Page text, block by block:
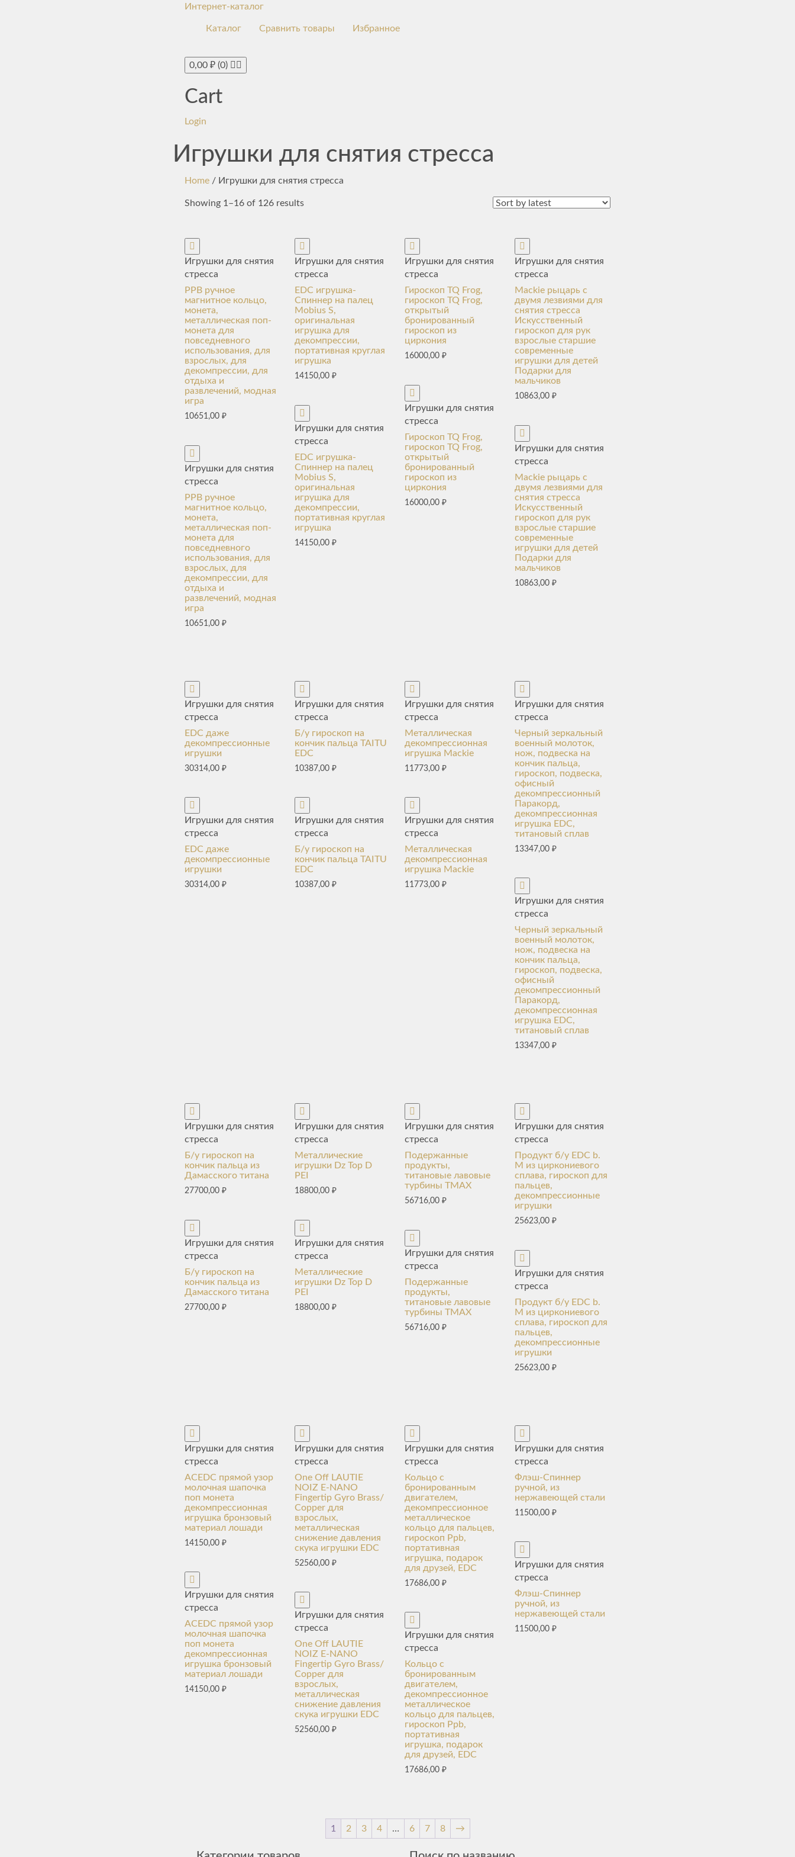
Интернет-каталог
Каталог Сравнить товары Избранное
0,00 ₽ (0)
Cart
Login
Игрушки для снятия стресса
Home / Игрушки для снятия стресса
Showing 1–16 of 126 results
Игрушки для снятия
стресса
PPB ручное
магнитное кольцо,
монета,
металлическая поп-
монета для
повседневного
использования, для
взрослых, для
декомпрессии, для
отдыха и
развлечений, модная
игра
10651,00 ₽
Игрушки для снятия
стресса
PPB ручное
магнитное кольцо,
монета,
металлическая поп-
монета для
повседневного
использования, для
взрослых, для
декомпрессии, для
отдыха и
развлечений, модная
игра
10651,00 ₽
Игрушки для снятия
стресса
EDC игрушка-
Спиннер на палец
Mobius S,
оригинальная
игрушка для
декомпрессии,
портативная круглая
игрушка
14150,00₽
Игрушки для снятия
стресса
EDC игрушка-
Спиннер на палец
Mobius S,
оригинальная
игрушка для
декомпрессии,
портативная круглая
игрушка
14150,00₽
Игрушки для снятия
стресса
Гироскоп TQ Frog,
гироскоп TQ Frog,
открытый
бронированный
гироскоп из
циркония
16000,00₽
Игрушки для снятия
стресса
Гироскоп TQ Frog,
гироскоп TQ Frog,
открытый
бронированный
гироскоп из
циркония
16000,00₽
Игрушки для снятия
стресса
Mackie рыцарь с
двумя лезвиями для
снятия стресса
Искусственный
гироскоп для рук
взрослые старшие
современные
игрушки для детей
Подарки для
мальчиков
10863,00₽
Игрушки для снятия
стресса
Mackie рыцарь с
двумя лезвиями для
снятия стресса
Искусственный
гироскоп для рук
взрослые старшие
современные
игрушки для детей
Подарки для
мальчиков
10863,00₽
Игрушки для снятия
стресса
EDC даже
декомпрессионные
игрушки
30314,00 ₽
Игрушки для снятия
стресса
EDC даже
декомпрессионные
игрушки
30314,00 ₽
Игрушки для снятия
стресса
Б/у гироскоп на
кончик пальца TAITU
EDC
10387,00₽
Игрушки для снятия
стресса
Б/у гироскоп на
кончик пальца TAITU
EDC
10387,00₽
Игрушки для снятия
стресса
Металлическая
декомпрессионная
игрушка Mackie
11773,00₽
Игрушки для снятия
стресса
Металлическая
декомпрессионная
игрушка Mackie
11773,00₽
Игрушки для снятия
стресса
Черный зеркальный
военный молоток,
нож, подвеска на
кончик пальца,
гироскоп, подвеска,
офисный
декомпрессионный
Паракорд,
декомпрессионная
игрушка EDC,
титановый сплав
13347,00₽
Игрушки для снятия
стресса
Черный зеркальный
военный молоток,
нож, подвеска на
кончик пальца,
гироскоп, подвеска,
офисный
декомпрессионный
Паракорд,
декомпрессионная
игрушка EDC,
титановый сплав
13347,00₽
Игрушки для снятия
стресса
Б/у гироскоп на
кончик пальца из
Дамасского титана
27700,00 ₽
Игрушки для снятия
стресса
Б/у гироскоп на
кончик пальца из
Дамасского титана
27700,00 ₽
Игрушки для снятия
стресса
Металлические
игрушки Dz Top D
PEI
18800,00₽
Игрушки для снятия
стресса
Металлические
игрушки Dz Top D
PEI
18800,00₽
Игрушки для снятия
стресса
Подержанные
продукты,
титановые лавовые
турбины TMAX
56716,00₽
Игрушки для снятия
стресса
Подержанные
продукты,
титановые лавовые
турбины TMAX
56716,00₽
Игрушки для снятия
стресса
Продукт б/у EDC b.
M из циркониевого
сплава, гироскоп для
пальцев,
декомпрессионные
игрушки
25623,00₽
Игрушки для снятия
стресса
Продукт б/у EDC b.
M из циркониевого
сплава, гироскоп для
пальцев,
декомпрессионные
игрушки
25623,00₽
Игрушки для снятия
стресса
ACEDC прямой узор
молочная шапочка
поп монета
декомпрессионная
игрушка бронзовый
материал лошади
14150,00 ₽
Игрушки для снятия
стресса
ACEDC прямой узор
молочная шапочка
поп монета
декомпрессионная
игрушка бронзовый
материал лошади
14150,00 ₽
Игрушки для снятия
стресса
One Off LAUTIE
NOIZ E-NANO
Fingertip Gyro Brass/
Copper для
взрослых,
металлическая
снижение давления
скука игрушки EDC
52560,00₽
Игрушки для снятия
стресса
One Off LAUTIE
NOIZ E-NANO
Fingertip Gyro Brass/
Copper для
взрослых,
металлическая
снижение давления
скука игрушки EDC
52560,00₽
Игрушки для снятия
стресса
Кольцо с
бронированным
двигателем,
декомпрессионное
металлическое
кольцо для пальцев,
гироскоп Ppb,
портативная
игрушка, подарок
для друзей, EDC
17686,00₽
Игрушки для снятия
стресса
Кольцо с
бронированным
двигателем,
декомпрессионное
металлическое
кольцо для пальцев,
гироскоп Ppb,
портативная
игрушка, подарок
для друзей, EDC
17686,00₽
Игрушки для снятия
стресса
Флэш-Спиннер
ручной, из
нержавеющей стали
11500,00₽
Игрушки для снятия
стресса
Флэш-Спиннер
ручной, из
нержавеющей стали
11500,00₽
1 2 3 4 … 6 7 8 →